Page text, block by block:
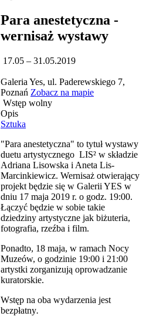
Para anestetyczna -
wernisaż wystawy
17.05 – 31.05.2019
Galeria Yes, ul. Paderewskiego 7,
Poznań Zobacz na mapie
Wstęp wolny
Opis
Sztuka
"Para anestetyczna" to tytuł wystawy
duetu artystycznego LIS² w składzie
Adriana Lisowska i Aneta Lis-
Marcinkiewicz. Wernisaż otwierający
projekt będzie się w Galerii YES w
dniu 17 maja 2019 r. o godz. 19:00.
Łączyć będzie w sobie takie
dziedziny artystyczne jak biżuteria,
fotografia, rzeźba i film.
Ponadto, 18 maja, w ramach Nocy
Muzeów, o godzinie 19:00 i 21:00
artystki zorganizują oprowadzanie
kuratorskie.
Wstęp na oba wydarzenia jest
bezpłatny.